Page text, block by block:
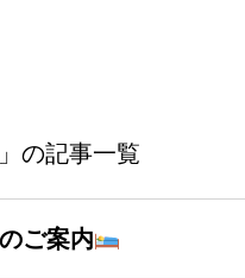
の記事一覧
ご案内